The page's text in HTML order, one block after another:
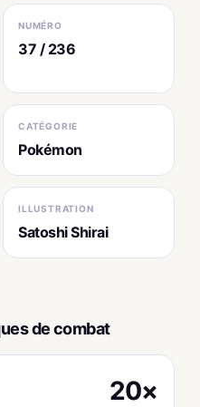
NUMÉRO
37 / 236
CATÉGORIE
Pokémon
ILLUSTRATION
Satoshi Shirai
de combat
20×